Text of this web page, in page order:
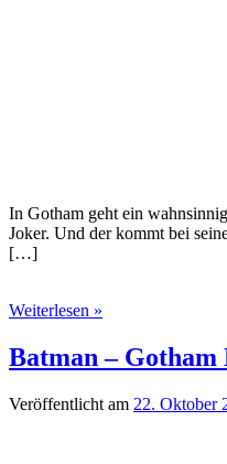
In Gotham geht ein
Joker. Und der kommt bei
[…]
Weiterlesen »
Inferno
1
Hölle
Batman –
Veröffentlicht am 22. Oktober